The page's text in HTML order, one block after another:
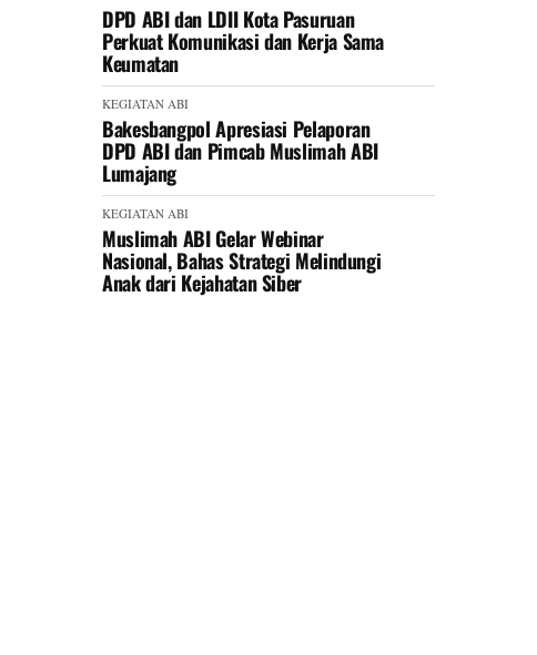
DPD ABI dan LDII Kota Pasuruan
Perkuat Komunikasi dan Kerja Sama
Keumatan
KEGIATAN ABI
Bakesbangpol Apresiasi Pelaporan
DPD ABI dan Pimcab Muslimah ABI
Lumajang
KEGIATAN ABI
Muslimah ABI Gelar Webinar
Nasional, Bahas Strategi Melindungi
Anak dari Kejahatan Siber